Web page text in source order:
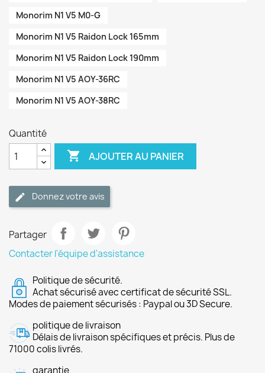
Monorim N1 V5 M0-G
Monorim N1 V5 Raidon Lock 165mm
Monorim N1 V5 Raidon Lock 190mm
Monorim N1 V5 AOY-36RC
Monorim N1 V5 AOY-38RC
Quantité
 AJOUTER AU PANIER
Donnez votre avis
Partager
Contacter l'équipe d'assistance
Politique de sécurité.
Achat sécurisé avec certificat de sécurité SSL.
Modes de paiement sécurisés : Paypal ou 3D Secure.
politique de livraison
Délais de livraison spécifiques et précis. Plus de
71000 colis livrés.
garantie